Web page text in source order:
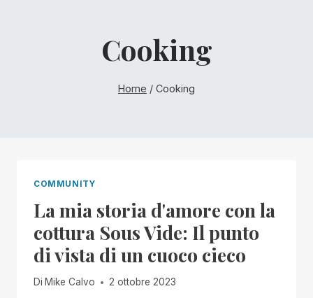
Cooking
Home / Cooking
COMMUNITY
La mia storia d'amore con la
cottura Sous Vide: Il punto
di vista di un cuoco cieco
Di Mike Calvo 2 ottobre 2023